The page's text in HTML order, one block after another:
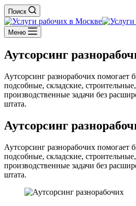
Поиск
Меню
Аутсорсинг
Аутсорсинг разнорабочих помогает
подсобные, складские,
производственные задачи без
штата.
Аутсорсинг
Аутсорсинг разнорабочих помогает
подсобные, складские,
производственные задачи без
штата.